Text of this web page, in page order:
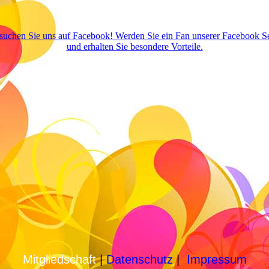
Sie uns auf Facebook! Werden Sie ein Fan unserer Facebook
und erhalten Sie besondere Vorteile.
Mitgliedschaft|Datenschutz| Impressum